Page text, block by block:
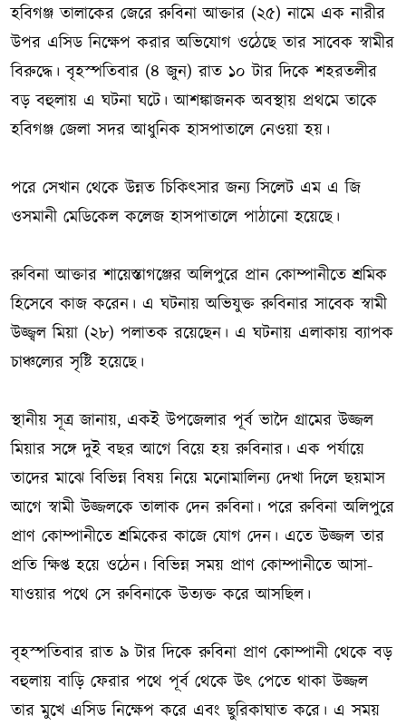
হবিগঞ্জ তালাকের জেরে রুবিনা আক্তার (২৫) নামে এক নারীর
উপর এসিড নিক্ষেপ করার অভিযোগ ওঠেছে তার সাবেক স্বামীর
বিরুদ্ধে। বৃহস্পতিবার (৪ জুন) রাত ১০ টার দিকে শহরতলীর
বড় বহুলায় এ ঘটনা ঘটে। আশঙ্কাজনক অবস্থায় প্রথমে তাকে
হবিগঞ্জ জেলা সদর আধুনিক হাসপাতালে নেওয়া হয়।
পরে সেখান থেকে উন্নত চিকিৎসার জন্য সিলেট এম এ জি
ওসমানী মেডিকেল কলেজ হাসপাতালে পাঠানো হয়েছে।
রুবিনা আক্তার শায়েস্তাগঞ্জের অলিপুরে প্রান কোম্পানীতে শ্রমিক
হিসেবে কাজ করেন। এ ঘটনায় অভিযুক্ত রুবিনার সাবেক স্বামী
উজ্জ্বল মিয়া (২৮) পলাতক রয়েছেন। এ ঘটনায় এলাকায় ব্যাপক
চাঞ্চল্যের সৃষ্টি হয়েছে।
স্থানীয় সূত্র জানায়, একই উপজেলার পূর্ব ভাদৈ গ্রামের উজ্জল
মিয়ার সঙ্গে দুই বছর আগে বিয়ে হয় রুবিনার। এক পর্যায়ে
তাদের মাঝে বিভিন্ন বিষয় নিয়ে মনোমালিন্য দেখা দিলে ছয়মাস
আগে স্বামী উজ্জলকে তালাক দেন রুবিনা। পরে রুবিনা অলিপুরে
প্রাণ কোম্পানীতে শ্রমিকের কাজে যোগ দেন। এতে উজ্জল তার
প্রতি ক্ষিপ্ত হয়ে ওঠেন। বিভিন্ন সময় প্রাণ কোম্পানীতে আসা-
যাওয়ার পথে সে রুবিনাকে উত্যক্ত করে আসছিল।
বৃহস্পতিবার রাত ৯ টার দিকে রুবিনা প্রাণ কোম্পানী থেকে বড়
বহুলায় বাড়ি ফেরার পথে পূর্ব থেকে উৎ পেতে থাকা উজ্জল
তার মুখে এসিড নিক্ষেপ করে এবং ছুরিকাঘাত করে। এ সময়